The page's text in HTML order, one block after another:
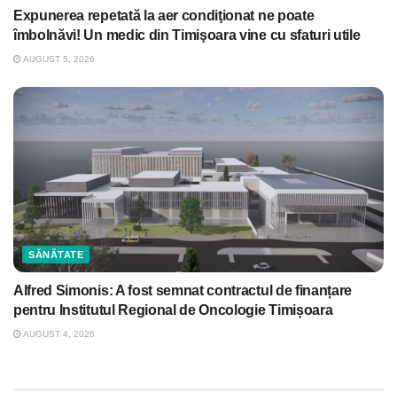
Expunerea repetată la aer condiţionat ne poate
îmbolnăvi! Un medic din Timişoara vine cu sfaturi utile
AUGUST 5, 2026
SĂNĂTATE
Alfred Simonis: A fost semnat contractul de finanțare
pentru Institutul Regional de Oncologie Timișoara
AUGUST 4, 2026